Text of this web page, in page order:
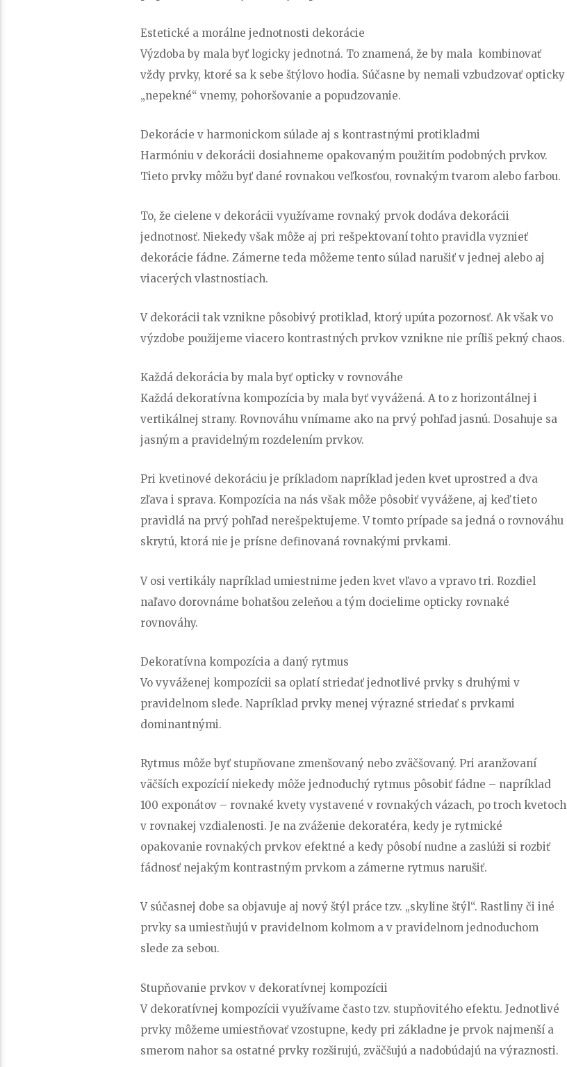
Estetické a morálne jednotnosti dekorácie
Výzdoba by mala byť logicky jednotná. To znamená, že by mala kombinovať
vždy prvky, ktoré sa k sebe štýlovo hodia. Súčasne by nemali vzbudzovať opticky
„nepekné“ vnemy, pohoršovanie a popudzovanie.
Dekorácie v harmonickom súlade aj s kontrastnými protikladmi
Harmóniu v dekorácii dosiahneme opakovaným použitím podobných prvkov.
Tieto prvky môžu byť dané rovnakou veľkosťou, rovnakým tvarom alebo farbou.
To, že cielene v dekorácii využívame rovnaký prvok dodáva dekorácii
jednotnosť. Niekedy však môže aj pri rešpektovaní tohto pravidla vyznieť
dekorácie fádne. Zámerne teda môžeme tento súlad narušiť v jednej alebo aj
viacerých vlastnostiach.
V dekorácii tak vznikne pôsobivý protiklad, ktorý upúta pozornosť. Ak však vo
výzdobe použijeme viacero kontrastných prvkov vznikne nie príliš pekný chaos.
Každá dekorácia by mala byť opticky v rovnováhe
Každá dekoratívna kompozícia by mala byť vyvážená. A to z horizontálnej i
vertikálnej strany. Rovnováhu vnímame ako na prvý pohľad jasnú. Dosahuje sa
jasným a pravidelným rozdelením prvkov.
Pri kvetinové dekoráciu je príkladom napríklad jeden kvet uprostred a dva
zľava i sprava. Kompozícia na nás však môže pôsobiť vyvážene, aj keď tieto
pravidlá na prvý pohľad nerešpektujeme. V tomto prípade sa jedná o rovnováhu
skrytú, ktorá nie je prísne definovaná rovnakými prvkami.
V osi vertikály napríklad umiestnime jeden kvet vľavo a vpravo tri. Rozdiel
naľavo dorovnáme bohatšou zeleňou a tým docielime opticky rovnaké
rovnováhy.
Dekoratívna kompozícia a daný rytmus
Vo vyváženej kompozícii sa oplatí striedať jednotlivé prvky s druhými v
pravidelnom slede. Napríklad prvky menej výrazné striedať s prvkami
dominantnými.
Rytmus môže byť stupňovane zmenšovaný nebo zväčšovaný. Pri aranžovaní
väčších expozícií niekedy môže jednoduchý rytmus pôsobiť fádne – napríklad
100 exponátov – rovnaké kvety vystavené v rovnakých vázach, po troch kvetoch
v rovnakej vzdialenosti. Je na zváženie dekoratéra, kedy je rytmické
opakovanie rovnakých prvkov efektné a kedy pôsobí nudne a zaslúži si rozbiť
fádnosť nejakým kontrastným prvkom a zámerne rytmus narušiť.
V súčasnej dobe sa objavuje aj nový štýl práce tzv. „skyline štýl“. Rastliny či iné
prvky sa umiestňujú v pravidelnom kolmom a v pravidelnom jednoduchom
slede za sebou.
Stupňovanie prvkov v dekoratívnej kompozícii
V dekoratívnej kompozícii využívame často tzv. stupňovitého efektu. Jednotlivé
prvky môžeme umiestňovať vzostupne, kedy pri základne je prvok najmenší a
smerom nahor sa ostatné prvky rozširujú, zväčšujú a nadobúdajú na výraznosti.